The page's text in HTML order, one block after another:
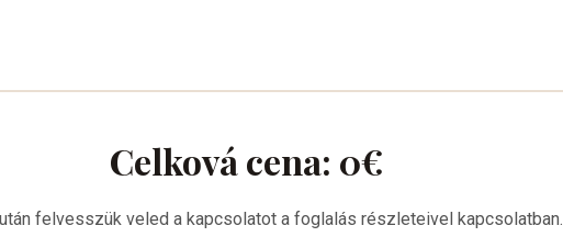
Celková cena: 0€
felvesszük veled a kapcsolatot a foglalás részleteivel kapcsolatban.